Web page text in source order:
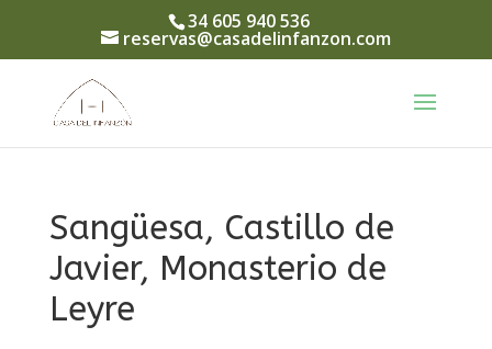
34 605 940 536
reservas@casadelinfanzon.com
Sangüesa, Castillo de
Javier, Monasterio de
Leyre